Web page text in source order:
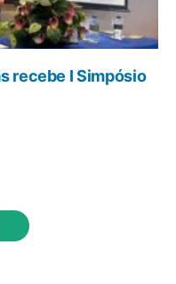
recebe I Simpósio